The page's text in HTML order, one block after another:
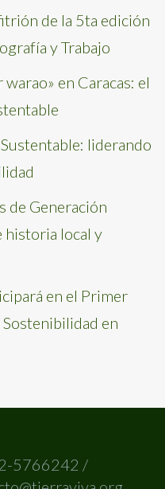
de la 5ta edición
y Trabajo
en Caracas: el
liderando
de Generación
historia local y
en el Primer
en
5766242 /